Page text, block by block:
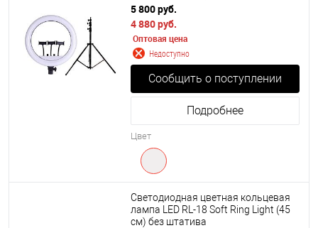
5 800 руб.
4 880 руб.
Оптовая цена
Недоступно
Сообщить о поступлении
Подробнее
Цвет
Светодиодная цветная кольцевая
лампа LED RL-18 Soft Ring Light (45
см) без штатива